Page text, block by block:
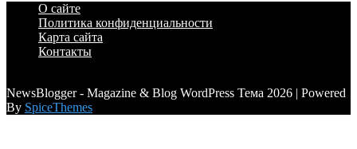
О сайте
Политика конфиденциальности
Карта сайта
Контакты
NewsBlogger - Magazine & Blog WordPress Тема 2026 | Powered
By SpiceThemes